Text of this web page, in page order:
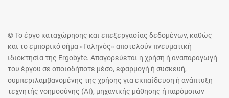
© Το έργο καταχώρησης και επεξεργασίας δεδομένων, καθώς
και το εμπορικό σήμα «Γαληνός» αποτελούν πνευματική
ιδιοκτησία της Ergobyte. Απαγορεύεται η χρήση ή αναπαραγωγή
του έργου σε οποιοδήποτε μέσο, εφαρμογή ή συσκευή,
συμπεριλαμβανομένης της χρήσης για εκπαίδευση ή ανάπτυξη
τεχνητής νοημοσύνης (AI), μηχανικής μάθησης ή παρόμοιων